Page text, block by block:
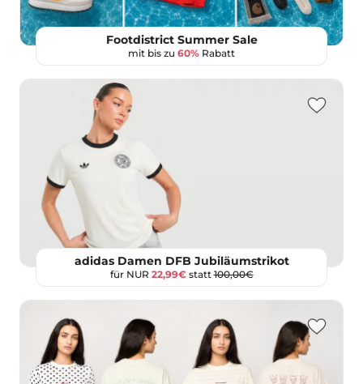
Footdistrict Summer Sale
mit bis zu 60% Rabatt
adidas Damen DFB Jubiläumstrikot
für NUR 22,99€statt100,00€